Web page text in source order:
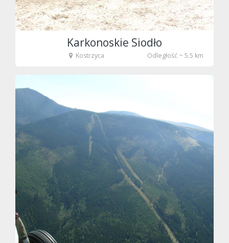
Karkonoskie Siodło
Kostrzyca Odległość ~ 5.5 km
fot. Tenet